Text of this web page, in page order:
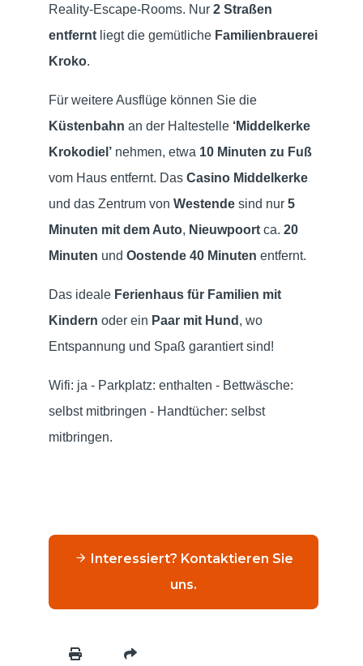
Reality-Escape-Rooms. Nur 2 Straßen
entfernt liegt die gemütliche Familienbrauerei
Kroko.
Für weitere Ausflüge können Sie die
Küstenbahn an der Haltestelle ‘Middelkerke
Krokodiel’ nehmen, etwa 10 Minuten zu Fuß
vom Haus entfernt. Das Casino Middelkerke
und das Zentrum von Westende sind nur 5
Minuten mit dem Auto, Nieuwpoort ca. 20
Minuten und Oostende 40 Minuten entfernt.
Das ideale Ferienhaus für Familien mit
Kindern oder ein Paar mit Hund , wo
Entspannung und Spaß garantiert sind!
Wifi: ja - Parkplatz: enthalten - Bettwäsche:
selbst mitbringen - Handtücher: selbst
mitbringen.
uns.